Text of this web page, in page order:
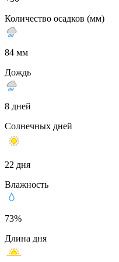
Количество осадков (мм)
84 мм
Дождь
8 дней
Солнечных дней
22 дня
Влажность
73%
Длина дня